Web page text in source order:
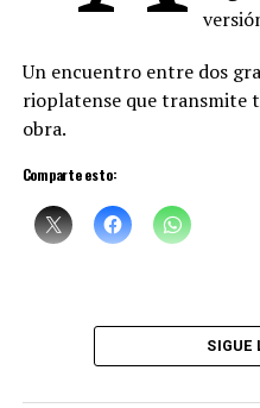
Denise
Un encuentro entre dos
rioplatense que transmite
obra.
Comparte esto:
SIGUE